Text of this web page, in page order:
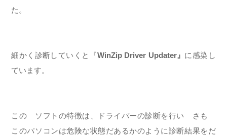
た。
細かく診断していくと『WinZip Driver Updater』 に感染し
ています。
この ソフトの特徴は、ドライバーの診断を行い さも
このパソコンは危険な状態だあるかのように診断結果をだ